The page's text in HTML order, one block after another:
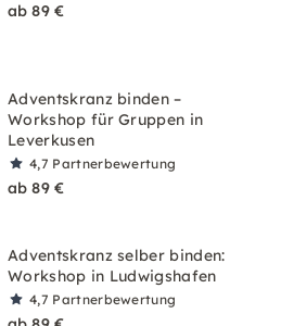
ab 89 €
Adventskranz binden –
Workshop für Gruppen in
Leverkusen
4,7 Partnerbewertung
ab 89 €
Adventskranz selber binden:
Workshop in Ludwigshafen
4,7 Partnerbewertung